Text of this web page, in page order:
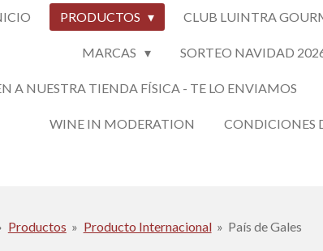
PRODUCTOS CLUB LUINTRA
MARCAS SORTEO NAVIDAD
A NUESTRA TIENDA FÍSICA - TE LO ENVIAMOS
WINE IN MODERATION CONDICIONES
Productos » Producto Internacional » País de Gales